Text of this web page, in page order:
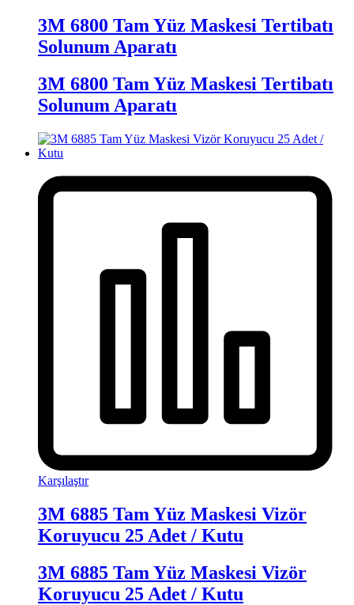
3M 6800 Tam Yüz Maskesi Tertibatı
Solunum Aparatı
3M 6800 Tam Yüz Maskesi Tertibatı
Solunum Aparatı
Karşılaştır
3M 6885 Tam Yüz Maskesi Vizör
Koruyucu 25 Adet / Kutu
3M 6885 Tam Yüz Maskesi Vizör
Koruyucu 25 Adet / Kutu